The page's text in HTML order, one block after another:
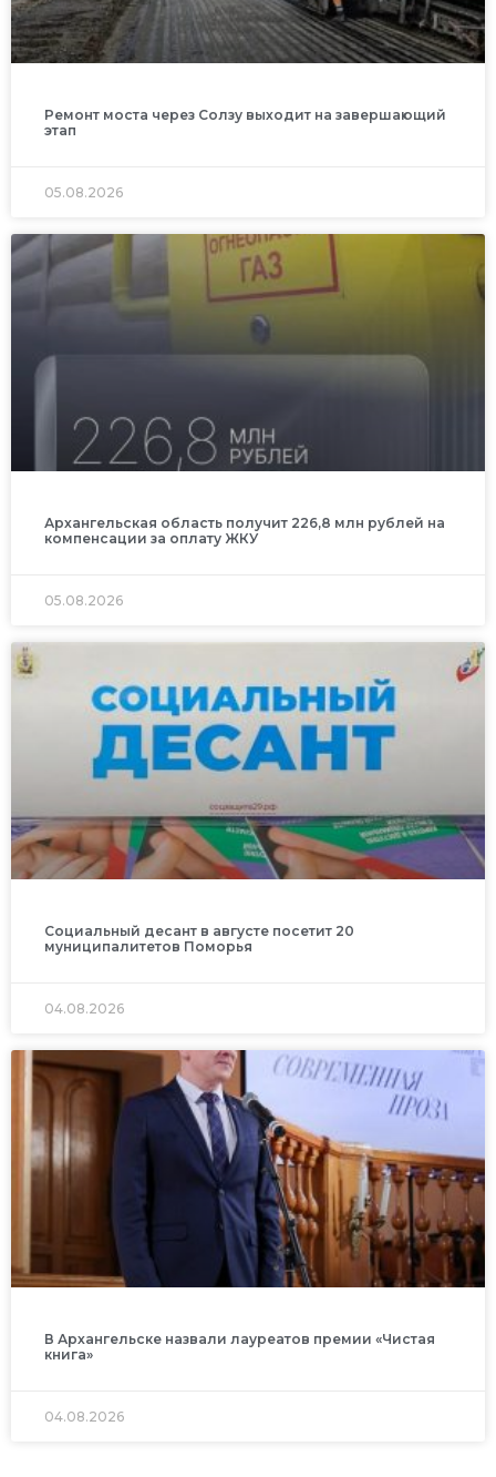
Ремонт моста через Солзу выходит на завершающий
этап
05.08.2026
Архангельская область получит 226,8 млн рублей на
компенсации за оплату ЖКУ
05.08.2026
Социальный десант в августе посетит 20
муниципалитетов Поморья
04.08.2026
В Архангельске назвали лауреатов премии «Чистая
книга»
04.08.2026